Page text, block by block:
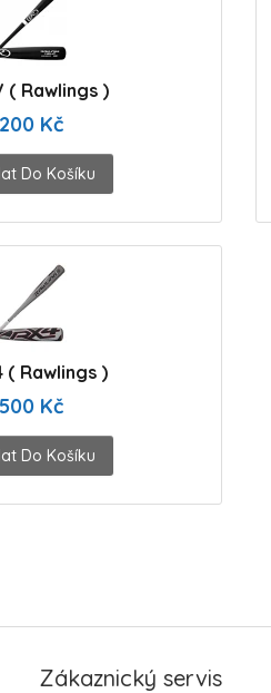
( Rawlings )
Kč
Do Košíku
( Rawlings )
Kč
Do Košíku
Zákaznický servis